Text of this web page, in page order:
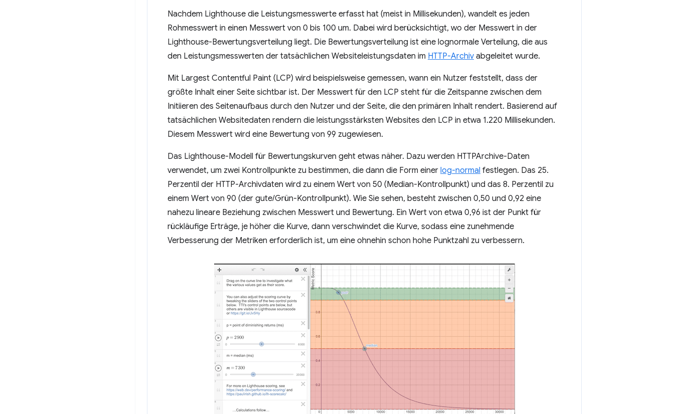
Nachdem Lighthouse die Leistungsmesswerte erfasst hat (meist in Millisekunden), wandelt es jeden
Rohmesswert in einen Messwert von 0 bis 100 um. Dabei wird berücksichtigt, wo der Messwert in der
Lighthouse-Bewertungsverteilung liegt. Die Bewertungsverteilung ist eine lognormale Verteilung, die aus
den Leistungsmesswerten der tatsächlichen Websiteleistungsdaten im HTTP-Archiv abgeleitet wurde.
Mit Largest Contentful Paint (LCP) wird beispielsweise gemessen, wann ein Nutzer feststellt, dass der
größte Inhalt einer Seite sichtbar ist. Der Messwert für den LCP steht für die Zeitspanne zwischen dem
Initiieren des Seitenaufbaus durch den Nutzer und der Seite, die den primären Inhalt rendert. Basierend auf
tatsächlichen Websitedaten rendern die leistungsstärksten Websites den LCP in etwa 1.220 Millisekunden.
Diesem Messwert wird eine Bewertung von 99 zugewiesen.
Das Lighthouse-Modell für Bewertungskurven geht etwas näher. Dazu werden HTTPArchive-Daten
verwendet, um zwei Kontrollpunkte zu bestimmen, die dann die Form einer log-normal festlegen. Das 25.
Perzentil der HTTP-Archivdaten wird zu einem Wert von 50 (Median-Kontrollpunkt) und das 8. Perzentil zu
einem Wert von 90 (der gute/Grün-Kontrollpunkt). Wie Sie sehen, besteht zwischen 0,50 und 0,92 eine
nahezu lineare Beziehung zwischen Messwert und Bewertung. Ein Wert von etwa 0,96 ist der Punkt für
rückläufige Erträge, je höher die Kurve, dann verschwindet die Kurve, sodass eine zunehmende
Verbesserung der Metriken erforderlich ist, um eine ohnehin schon hohe Punktzahl zu verbessern.